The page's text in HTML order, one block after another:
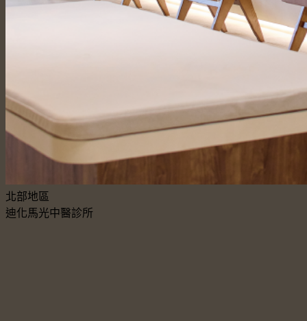
北部地區
迪化馬光中醫診所